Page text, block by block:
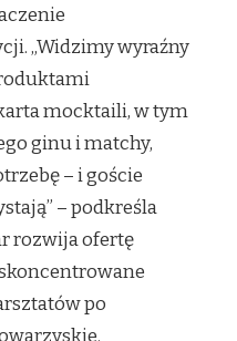
„Widzimy wyraźny
mocktaili, w tym
ginu i matchy,
– i goście
– podkreśla
rozwija ofertę
po